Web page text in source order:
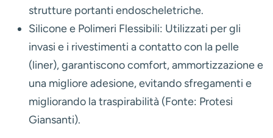
strutture portanti endoscheletriche.
Silicone e Polimeri Flessibili: Utilizzati per gli
invasi e i rivestimenti a contatto con la pelle
(liner), garantiscono comfort, ammortizzazione e
una migliore adesione, evitando sfregamenti e
migliorando la traspirabilità (Fonte: Protesi
Giansanti).